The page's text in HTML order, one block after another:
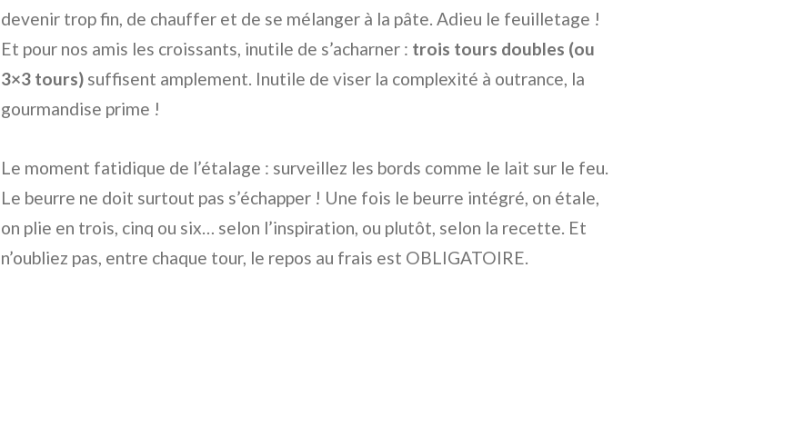
devenir trop fin, de chauffer et de se mélanger à la pâte. Adieu le feuilletage !
Et pour nos amis les croissants, inutile de s’acharner : trois tours doubles (ou
3×3 tours) suffisent amplement. Inutile de viser la complexité à outrance, la
gourmandise prime !
Le moment fatidique de l’étalage : surveillez les bords comme le lait sur le feu.
Le beurre ne doit surtout pas s’échapper ! Une fois le beurre intégré, on étale,
on plie en trois, cinq ou six… selon l’inspiration, ou plutôt, selon la recette. Et
n’oubliez pas, entre chaque tour, le repos au frais est OBLIGATOIRE.